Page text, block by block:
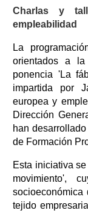
Charlas y
empleabilidad
La
orientados a
ponencia 'La
impartida por
europea y
Dirección
han
de Formación
Esta iniciativa
movimiento',
tejido